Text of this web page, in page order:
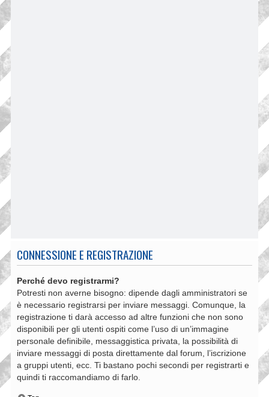
CONNESSIONE E REGISTRAZIONE
Perché devo registrarmi?
Potresti non averne bisogno: dipende dagli amministratori se
è necessario registrarsi per inviare messaggi. Comunque, la
registrazione ti darà accesso ad altre funzioni che non sono
disponibili per gli utenti ospiti come l’uso di un’immagine
personale definibile, messaggistica privata, la possibilità di
inviare messaggi di posta direttamente dal forum, l’iscrizione
a gruppi utenti, ecc. Ti bastano pochi secondi per registrarti e
quindi ti raccomandiamo di farlo.